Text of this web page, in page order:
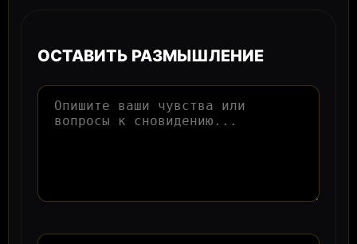
ОСТАВИТЬ РАЗМЫШЛЕНИЕ